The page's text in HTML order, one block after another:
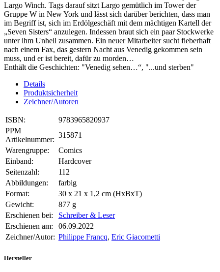
Largo Winch. Tags darauf sitzt Largo gemütlich im Tower der
Gruppe W in New York und lässt sich darüber berichten, dass man
im Begriff ist, sich im Erdölgeschäft mit dem mächtigen Kartell der
„Seven Sisters“ anzulegen. Indessen braut sich ein paar Stockwerke
unter ihm Unheil zusammen. Ein neuer Mitarbeiter sucht fieberhaft
nach einem Fax, das gestern Nacht aus Venedig gekommen sein
muss, und er ist bereit, dafür zu morden…
Enthält die Geschichten: "Venedig sehen…“, "...und sterben"
Details
Produktsicherheit
Zeichner/Autoren
ISBN:
9783965820937
PPM
Artikelnummer:
315871
Warengruppe:
Comics
Einband:
Hardcover
Seitenzahl:
112
Abbildungen:
farbig
Format:
30 x 21 x 1,2 cm (HxBxT)
Gewicht:
877 g
Erschienen bei:
Schreiber & Leser
Erschienen am:
06.09.2022
Zeichner/Autor: Philippe Francq, Eric Giacometti
Hersteller